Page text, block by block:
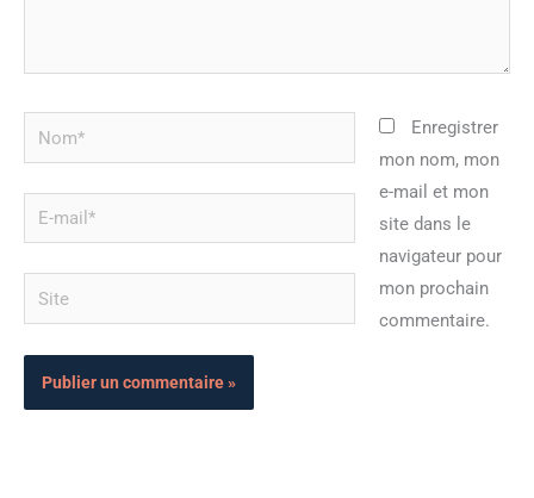
Nom*
mail*
Site
Enregistrer
mon nom, mon
e-mail et mon
site dans le
navigateur pour
mon prochain
commentaire.